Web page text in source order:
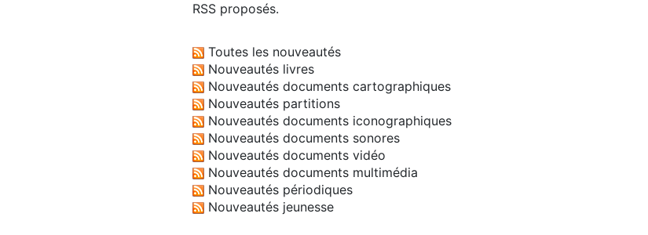
RSS proposés.
Toutes les nouveautés
Nouveautés livres
Nouveautés documents cartographiques
Nouveautés partitions
Nouveautés documents iconographiques
Nouveautés documents sonores
Nouveautés documents vidéo
Nouveautés documents multimédia
Nouveautés périodiques
Nouveautés jeunesse